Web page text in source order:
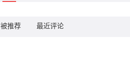
被推荐 最近评论